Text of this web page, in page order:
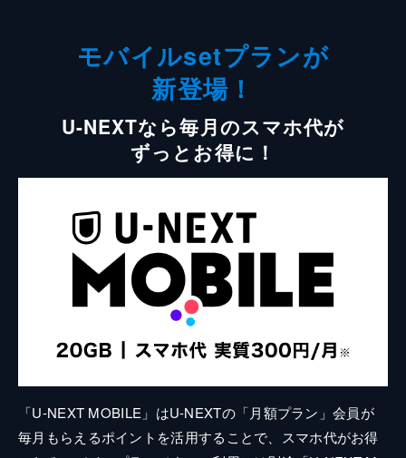
モバイルsetプランが
新登場！
U-NEXTなら毎月のスマホ代が
ずっとお得に！
「U-NEXT MOBILE」はU-NEXTの「月額プラン」会員が
毎月もらえるポイントを活用することで、スマホ代がお得